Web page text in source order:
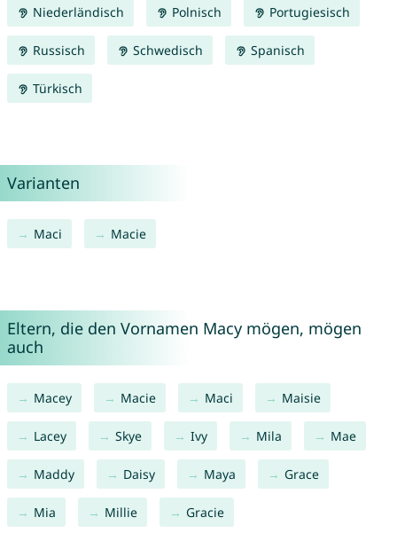
Niederländisch Polnisch Portugiesisch
Russisch Schwedisch Spanisch
Türkisch
Varianten
Maci Macie
Eltern, die den Vornamen Macy mögen, mögen
auch
Macey Macie Maci Maisie
Lacey Skye Ivy Mila Mae
Maddy Daisy Maya Grace
Mia Millie Gracie